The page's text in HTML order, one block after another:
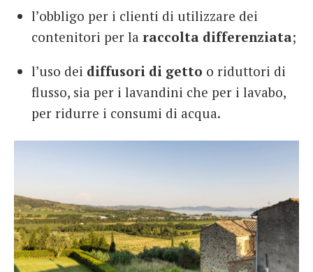
l’obbligo per i clienti di utilizzare dei
contenitori per la raccolta differenziata;
l’uso dei diffusori di getto o riduttori di
flusso, sia per i lavandini che per i lavabo,
per ridurre i consumi di acqua.